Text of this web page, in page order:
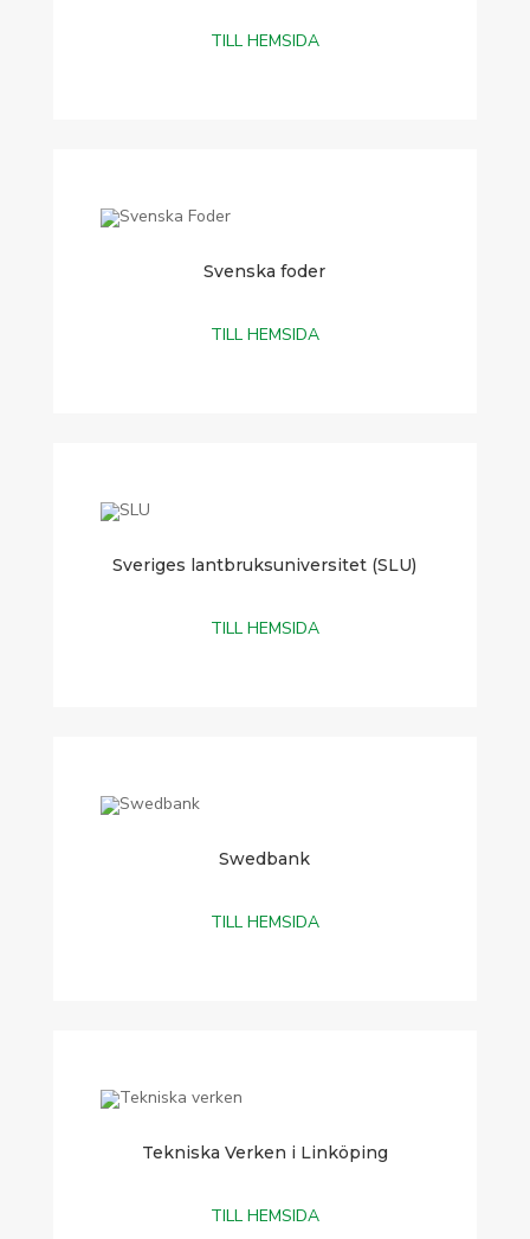
TILL HEMSIDA
Svenska foder
TILL HEMSIDA
Sveriges lantbruksuniversitet (SLU)
TILL HEMSIDA
Swedbank
TILL HEMSIDA
Tekniska Verken i Linköping
TILL HEMSIDA